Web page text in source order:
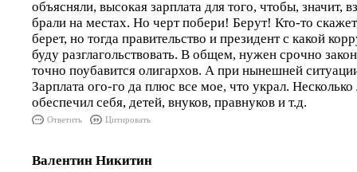
объясняли, высокая зарплата для того, чтобы, значит,
брали на местах. Но черт побери! Берут! Кто-то
берет, но тогда правительство и президент с какой
буду разглагольствовать. В общем, нужен срочно
точно поубавится олигархов. А при нынешней
Зарплата ого-го да плюс все мое, что украл. Несколько
обеспечил себя, детей, внуков, правнуков и т.д.
Ответить Цитировать
Валентин Никитин